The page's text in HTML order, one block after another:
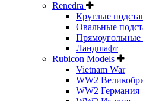
Renedra
Круглые
Овальные
Прямоугольные
Ландшафт
Rubicon Models
Vietnam War
WW2
WW2 Германия